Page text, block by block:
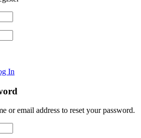
In
or email address to reset your password.